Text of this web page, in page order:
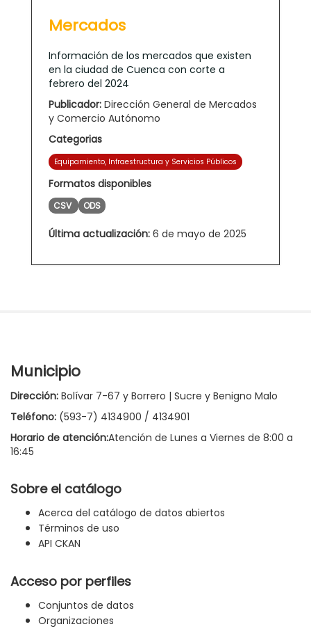
Mercados
Información de los mercados que existen
en la ciudad de Cuenca con corte a
febrero del 2024
Publicador: Dirección General de Mercados
y Comercio Autónomo
Categorias
Equipamiento, Infraestructura y Servicios Públicos
Formatos disponibles
CSV ODS
Última actualización: 6 de mayo de 2025
Municipio
Dirección: Bolívar 7-67 y Borrero | Sucre y Benigno Malo
Teléfono: (593-7) 4134900 / 4134901
Horario de atención:Atención de Lunes a Viernes de 8:00 a
16:45
Sobre el catálogo
Acerca del catálogo de datos abiertos
Términos de uso
API CKAN
Acceso por perfiles
Conjuntos de datos
Organizaciones